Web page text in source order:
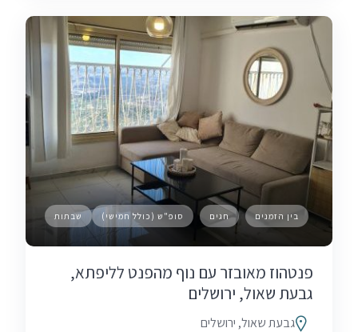
בין הזמנים חגים סופ"ש (כולל חמישי) שבתות
פנטהוז מאובזר עם נוף מהפנט לליפתא,
גבעת שאול, ירושלים
גבעת שאול, ירושלים